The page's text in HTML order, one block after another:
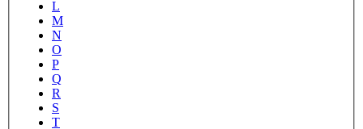
L
M
N
O
P
Q
R
S
T